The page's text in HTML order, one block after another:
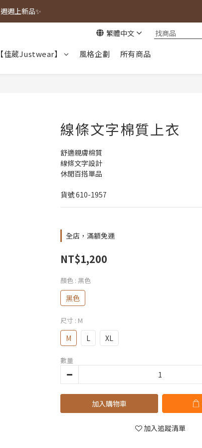
春夏新品上市🌿
週週上新品✨
繁體中文
【佳葳Justwear】 風格企劃 所有商品
線條文字棉質上衣
舒適親膚棉質
線條文字設計
休閒百搭單品
貨號 610-1957
全店，滿額免運
NT$1,200
顏色 : 黑色
黑色
尺寸 : M
M L XL
數量
加入購物車
加入追蹤清單